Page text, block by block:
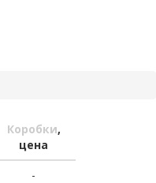
Коробки,
цена
-